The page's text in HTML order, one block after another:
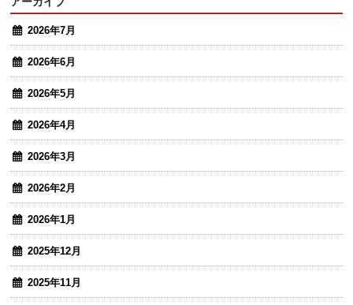
2026年7月
2026年6月
2026年5月
2026年4月
2026年3月
2026年2月
2026年1月
2025年12月
2025年11月